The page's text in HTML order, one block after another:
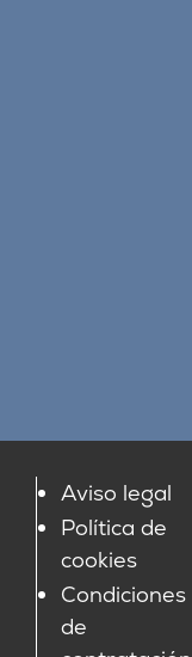
Aviso legal
Política de
cookies
Condiciones
de